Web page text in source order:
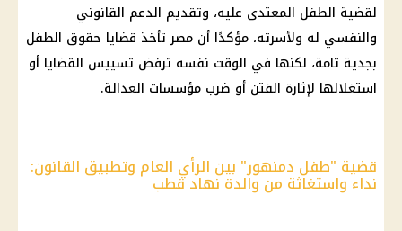
لقضية الطفل المعتدى عليه، وتقديم الدعم القانوني
والنفسي له ولأسرته، مؤكدًا أن مصر تأخذ قضايا حقوق الطفل
بجدية تامة، لكنها في الوقت نفسه ترفض تسييس القضايا أو
استغلالها لإثارة الفتن أو ضرب مؤسسات العدالة.
قضية "طفل دمنهور" بين الرأي العام وتطبيق القانون:
نداء واستغاثة من والدة نهاد قطب